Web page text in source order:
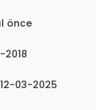
önce
12-03-2025